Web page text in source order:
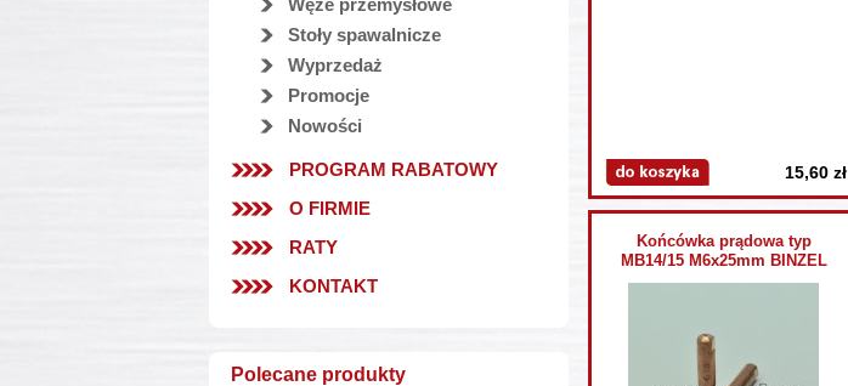
Węże przemysłowe
Stoły spawalnicze
Wyprzedaż
Promocje
Nowości
PROGRAM RABATOWY
O FIRMIE
RATY
KONTAKT
Polecane produkty
15,60 zł
Końcówka prądowa typ
MB14/15 M6x25mm BINZEL